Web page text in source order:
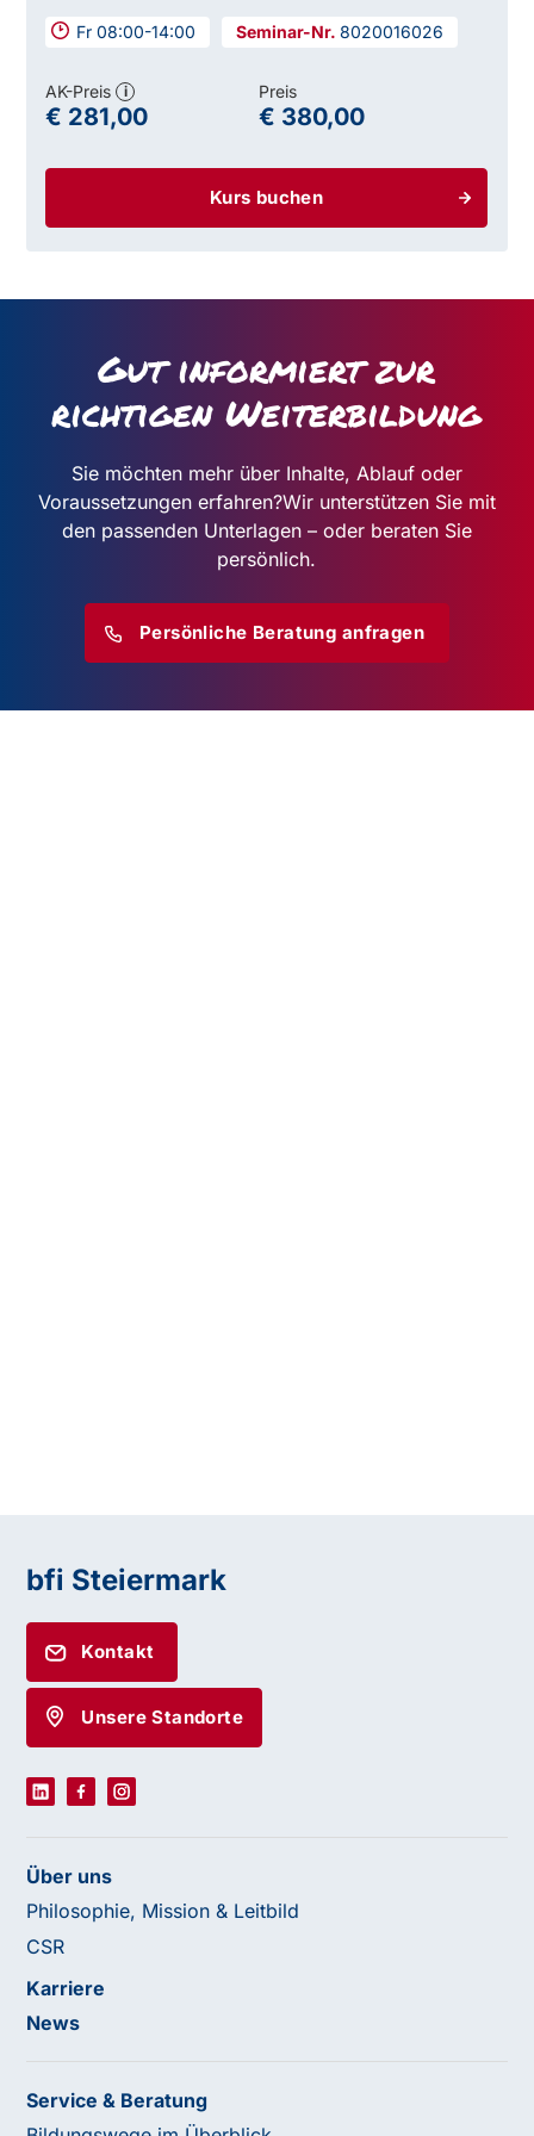
Fr 08:00-14:00 8020016026
Kurs buchen
AK-Preis i
€ 281,00
Preis
€ 380,00
Gut informiert zur
richtigen Weiterbildung
Sie möchten mehr über Inhalte, Ablauf oder
Voraussetzungen erfahren?Wir unterstützen Sie mit
den passenden Unterlagen – oder beraten Sie
persönlich.
Persönliche Beratung anfragen
bfi Steiermark
Kontakt
Unsere Standorte
Über uns
Philosophie, Mission & Leitbild
CSR
Karriere
News
Service & Beratung